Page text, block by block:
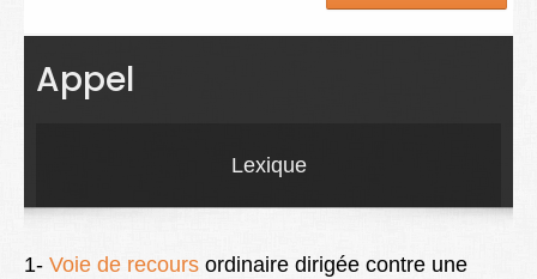
Actualités
Soins
Droit
Appel
Lexique
1- Voie de recours ordinaire dirigée contre une